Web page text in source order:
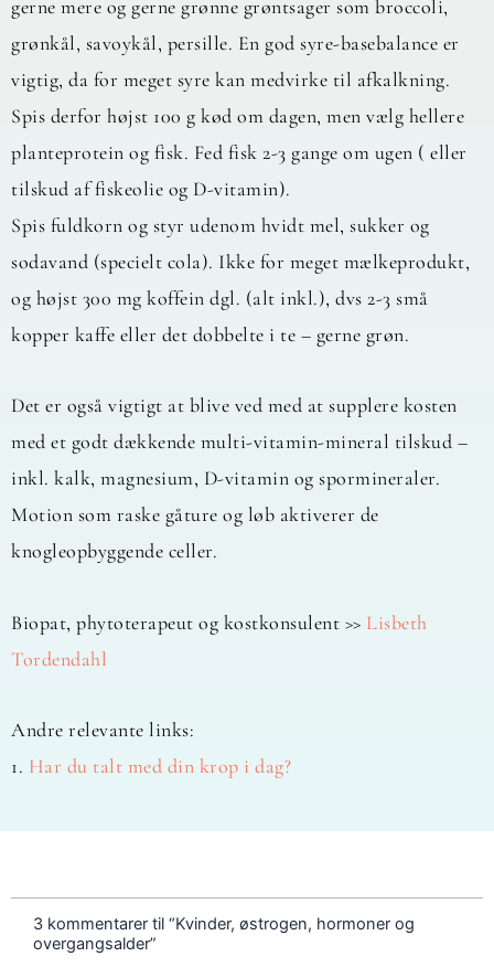
gerne mere og gerne grønne grøntsager som broccoli,
grønkål, savoykål, persille. En god syre-basebalance er
vigtig, da for meget syre kan medvirke til afkalkning.
Spis derfor højst 100 g kød om dagen, men vælg hellere
planteprotein og fisk. Fed fisk 2-3 gange om ugen ( eller
tilskud af fiskeolie og D-vitamin).
Spis fuldkorn og styr udenom hvidt mel, sukker og
sodavand (specielt cola). Ikke for meget mælkeprodukt,
og højst 300 mg koffein dgl. (alt inkl.), dvs 2-3 små
kopper kaffe eller det dobbelte i te – gerne grøn.
Det er også vigtigt at blive ved med at supplere kosten
med et godt dækkende multi-vitamin-mineral tilskud –
inkl. kalk, magnesium, D-vitamin og spormineraler.
Motion som raske gåture og løb aktiverer de
knogleopbyggende celler.
Biopat, phytoterapeut og kostkonsulent >> Lisbeth
Tordendahl
Andre relevante links:
1. Har du talt med din krop i dag?
3 kommentarer til “Kvinder, østrogen, hormoner og
overgangsalder”